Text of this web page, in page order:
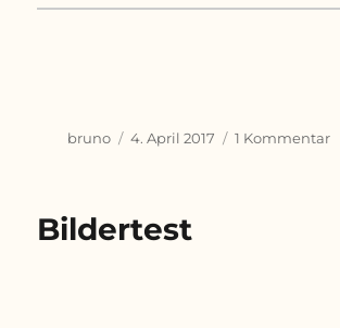
Autor
bruno
Veröffentlicht
4. April 2017 1 Kommentarzu
Bildertest